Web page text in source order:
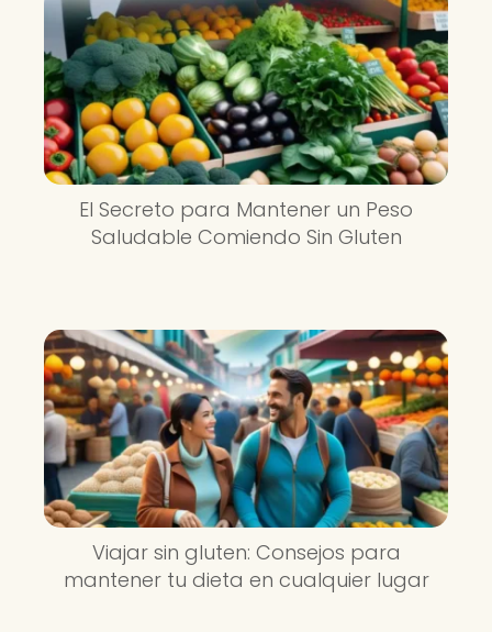
El Secreto para Mantener un Peso
Saludable Comiendo Sin Gluten
Viajar sin gluten: Consejos para
mantener tu dieta en cualquier lugar